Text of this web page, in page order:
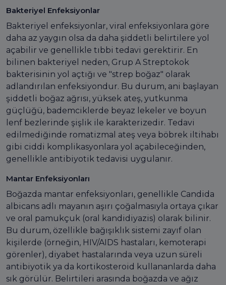
Bakteriyel Enfeksiyonlar
Bakteriyel enfeksiyonlar, viral enfeksiyonlara göre
daha az yaygın olsa da daha şiddetli belirtilere yol
açabilir ve genellikle tıbbi tedavi gerektirir. En
bilinen bakteriyel neden, Grup A Streptokok
bakterisinin yol açtığı ve "strep boğaz" olarak
adlandırılan enfeksiyondur. Bu durum, ani başlayan
şiddetli boğaz ağrısı, yüksek ateş, yutkunma
güçlüğü, bademciklerde beyaz lekeler ve boyun
lenf bezlerinde şişlik ile karakterizedir. Tedavi
edilmediğinde romatizmal ateş veya böbrek iltihabı
gibi ciddi komplikasyonlara yol açabileceğinden,
genellikle antibiyotik tedavisi uygulanır.
Mantar Enfeksiyonları
Boğazda mantar enfeksiyonları, genellikle Candida
albicans adlı mayanın aşırı çoğalmasıyla ortaya çıkar
ve oral pamukçuk (oral kandidiyazis) olarak bilinir.
Bu durum, özellikle bağışıklık sistemi zayıf olan
kişilerde (örneğin, HIV/AIDS hastaları, kemoterapi
görenler), diyabet hastalarında veya uzun süreli
antibiyotik ya da kortikosteroid kullananlarda daha
sık görülür. Belirtileri arasında boğazda ve ağız